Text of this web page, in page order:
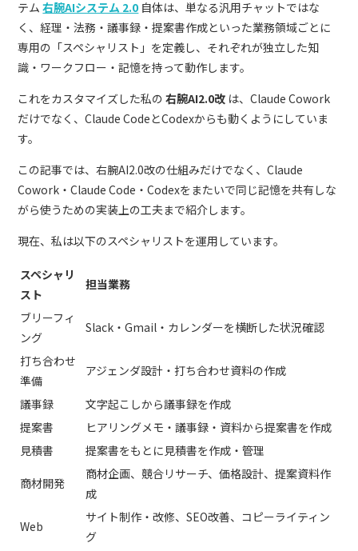
テム右腕AIシステム 2.0 自体は、単なる汎用チャットではな
く、経理・法務・議事録・提案書作成といった業務領域ごとに
専用の「スペシャリスト」を定義し、それぞれが独立した知
識・ワークフロー・記憶を持って動作します。
これをカスタマイズした私の右腕AI2.0改 は、Claude Cowork
だけでなく、Claude CodeとCodexからも動くようにしていま
す。
この記事では、右腕AI2.0改の仕組みだけでなく、Claude
Cowork・Claude Code・Codexをまたいで同じ記憶を共有しな
がら使うための実装上の工夫まで紹介します。
現在、私は以下のスペシャリストを運用しています。
スペシャリ
スト
担当業務
ブリーフィ
ング
Slack・Gmail・カレンダーを横断した状況確認
打ち合わせ
準備
アジェンダ設計・打ち合わせ資料の作成
議事録
文字起こしから議事録を作成
提案書
ヒアリングメモ・議事録・資料から提案書を作成
見積書
提案書をもとに見積書を作成・管理
商材開発
商材企画、競合リサーチ、価格設計、提案資料作
成
Web
サイト制作・改修、SEO改善、コピーライティン
グ